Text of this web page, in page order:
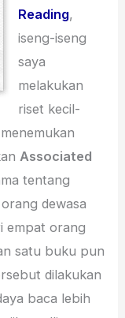
Reading,
iseng-iseng
saya
melakukan
riset kecil-
Associated
tentang
dewasa
empat orang
satu buku pun
dilakukan
baca lebih